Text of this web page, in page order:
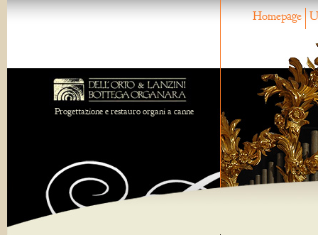
Homepage
Progettazione e restauro organi a canne